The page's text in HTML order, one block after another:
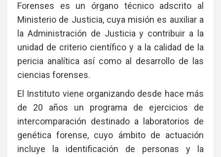
Forenses es un órgano técnico adscrito al
Ministerio de Justicia, cuya misión es auxiliar a
la Administración de Justicia y contribuir a la
unidad de criterio científico y a la calidad de la
pericia analítica así como al desarrollo de las
ciencias forenses.
El Instituto viene organizando desde hace más
de 20 años un programa de ejercicios de
intercomparación destinado a laboratorios de
genética forense, cuyo ámbito de actuación
incluye la identificación de personas y la